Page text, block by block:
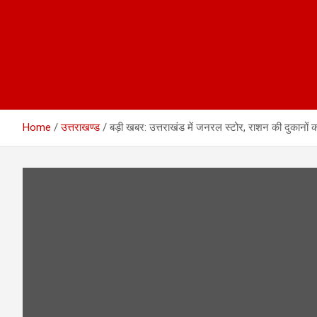
Home उत्तराखण्ड बड़ी खबर: उत्तराखंड में जनरल स्टोर, राशन की दुकानों